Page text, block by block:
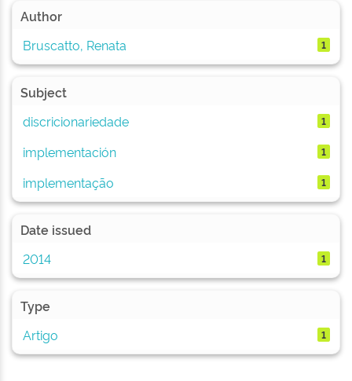
Author
Bruscatto, Renata
1
Subject
discricionariedade
1
implementación 1
implementação 1
Date issued
2014
1
Type
Artigo
1